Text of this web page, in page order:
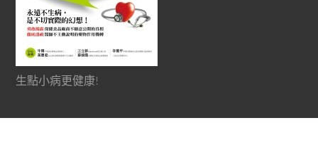
生點小病更健康!